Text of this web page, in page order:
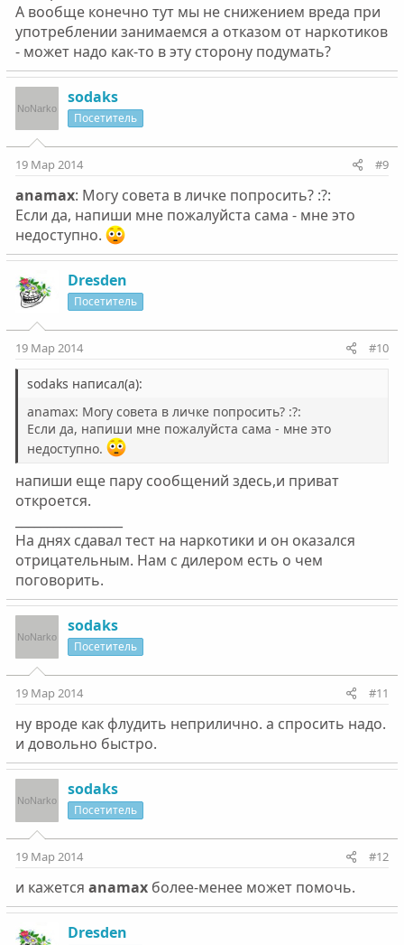
А вообще конечно тут мы не снижением вреда при
употреблении занимаемся а отказом от наркотиков
- может надо как-то в эту сторону подумать?
sodaks
Посетитель
19 Мар 2014 #9
anamax: Могу совета в личке попросить? :?:
Если да, напиши мне пожалуйста сама - мне это
недоступно.
Dresden
Посетитель
19 Мар 2014 #10
sodaks написал(а):
anamax: Могу совета в личке попросить? :?:
Если да, напиши мне пожалуйста сама - мне это
недоступно.
напиши еще пару сообщений здесь,и приват
откроется.
На днях сдавал тест на наркотики и он оказался
отрицательным. Нам с дилером есть о чем
поговорить.
sodaks
Посетитель
19 Мар 2014 #11
ну вроде как флудить неприлично. а спросить надо.
и довольно быстро.
sodaks
Посетитель
19 Мар 2014 #12
и кажется anamax более-менее может помочь.
Dresden